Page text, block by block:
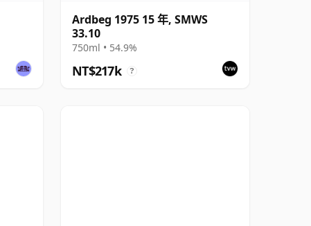
Ardbeg 1975 15 年, SMWS
33.10
750ml • 54.9%
NT$217k ?